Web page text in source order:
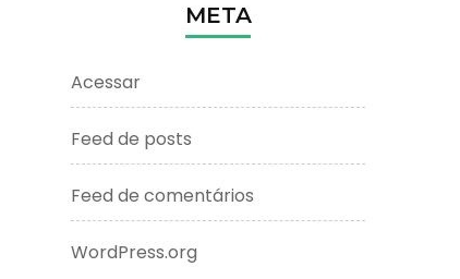
META
Acessar
Feed de posts
Feed de comentários
WordPress.org